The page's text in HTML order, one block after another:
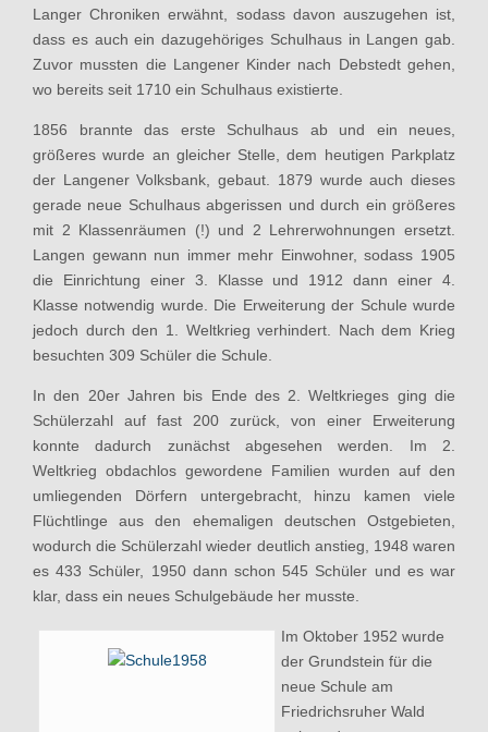
Langer Chroniken erwähnt, sodass davon auszugehen ist,
dass es auch ein dazugehöriges Schulhaus in Langen gab.
Zuvor mussten die Langener Kinder nach Debstedt gehen,
wo bereits seit 1710 ein Schulhaus existierte.
1856 brannte das erste Schulhaus ab und ein neues,
größeres wurde an gleicher Stelle, dem heutigen Parkplatz
der Langener Volksbank, gebaut. 1879 wurde auch dieses
gerade neue Schulhaus abgerissen und durch ein größeres
mit 2 Klassenräumen (!) und 2 Lehrerwohnungen ersetzt.
Langen gewann nun immer mehr Einwohner, sodass 1905
die Einrichtung einer 3. Klasse und 1912 dann einer 4.
Klasse notwendig wurde. Die Erweiterung der Schule wurde
jedoch durch den 1. Weltkrieg verhindert. Nach dem Krieg
besuchten 309 Schüler die Schule.
In den 20er Jahren bis Ende des 2. Weltkrieges ging die
Schülerzahl auf fast 200 zurück, von einer Erweiterung
konnte dadurch zunächst abgesehen werden. Im 2.
Weltkrieg obdachlos gewordene Familien wurden auf den
umliegenden Dörfern untergebracht, hinzu kamen viele
Flüchtlinge aus den ehemaligen deutschen Ostgebieten,
wodurch die Schülerzahl wieder deutlich anstieg, 1948 waren
es 433 Schüler, 1950 dann schon 545 Schüler und es war
klar, dass ein neues Schulgebäude her musste.
Im Oktober 1952 wurde
der Grundstein für die
neue Schule am
Friedrichsruher Wald